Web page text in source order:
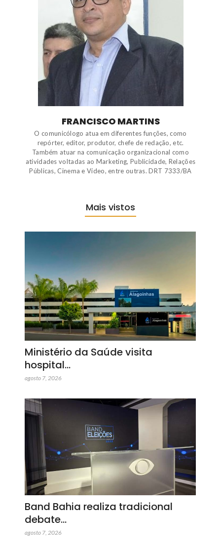
FRANCISCO MARTINS
O comunicólogo atua em diferentes funções, como
repórter, editor, produtor, chefe de redação, etc.
Também atuar na comunicação organizacional como
atividades voltadas ao Marketing, Publicidade, Relações
Públicas, Cinema e Vídeo, entre outras. DRT 7333/BA
Mais vistos
Ministério da Saúde visita
hospital…
agosto 7, 2026
Band Bahia realiza tradicional
debate…
agosto 7, 2026